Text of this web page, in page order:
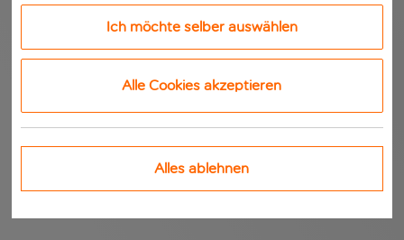
Ich möchte selber auswählen
Alle Cookies akzeptieren
Alles ablehnen